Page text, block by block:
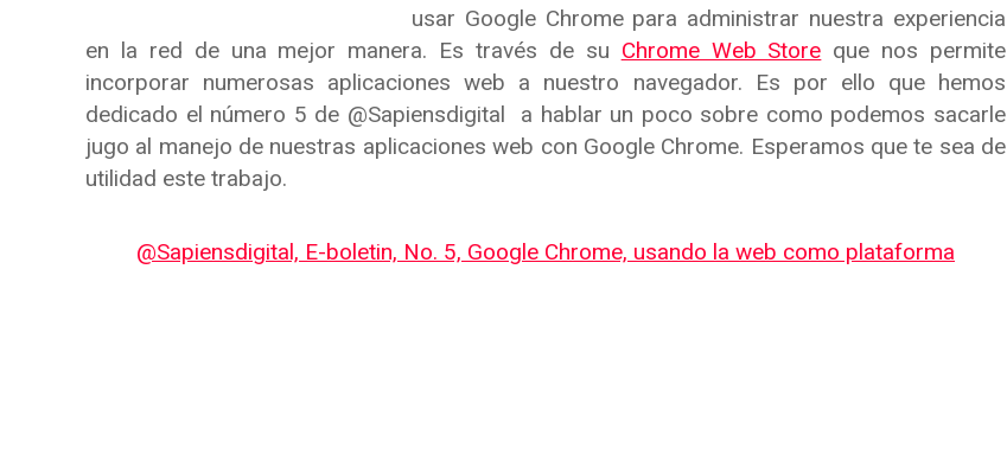
usar Google Chrome para administrar nuestra experiencia
en la red de una mejor manera. Es través de su Chrome Web Store que nos permite
incorporar numerosas aplicaciones web a nuestro navegador. Es por ello que hemos
dedicado el número 5 de @Sapiensdigital a hablar un poco sobre como podemos sacarle
jugo al manejo de nuestras aplicaciones web con Google Chrome. Esperamos que te sea de
utilidad este trabajo.
@Sapiensdigital, E-boletin, No. 5, Google Chrome, usando la web como plataforma